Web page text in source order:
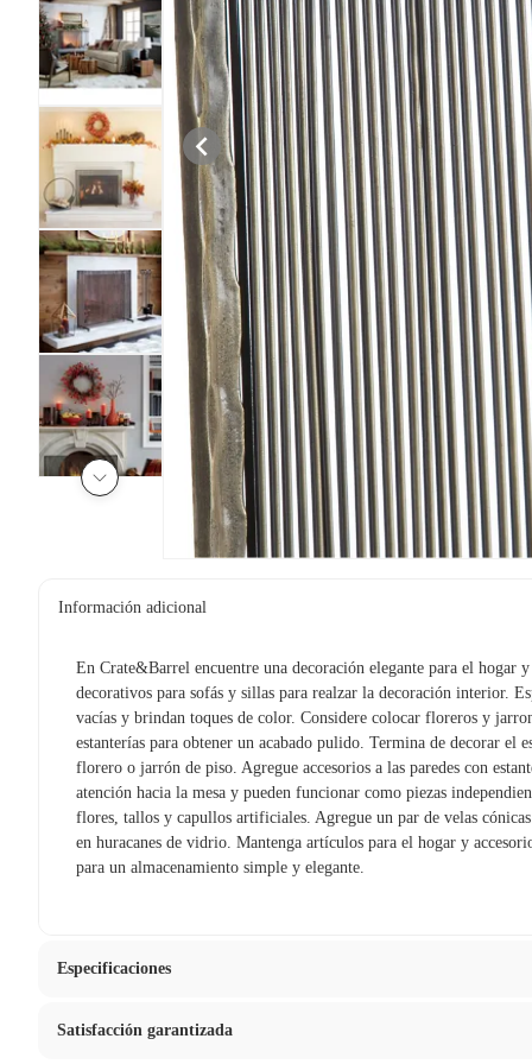
Información adicional
En Crate&Barrel encuentre una decoración elegante para el hogar
decorativos para sofás y sillas para realzar la decoración interior.
vacías y brindan toques de color. Considere colocar floreros y
estanterías para obtener un acabado pulido. Termina de decorar el
florero o jarrón de piso. Agregue accesorios a las paredes con
atención hacia la mesa y pueden funcionar como piezas
flores, tallos y capullos artificiales. Agregue un par de velas
en huracanes de vidrio. Mantenga artículos para el hogar y
para un almacenamiento simple y elegante.
Especificaciones
Hecho en
Satisfacción garantizada